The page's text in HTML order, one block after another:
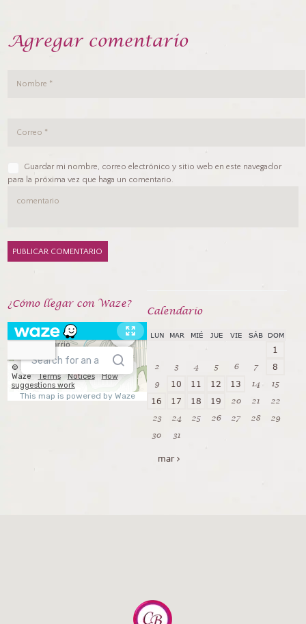
Agregar comentario
Guardar mi nombre, correo electrónico y sitio web en este navegador
para la próxima vez que haga un comentario.
¿Cómo llegar con Waze?
Calendarío
LUN MAR MIÉ JUE VIE SÁB DOM
1
2 3 4 5 6 7 8
9 10 11 12 13 14 15
16 17 18 19 20 21
22
23
24 25 26 27 28
29
30
31
mar